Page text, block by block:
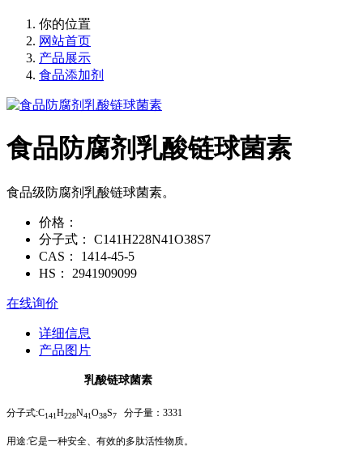
你的位置
网站首页
产品展示
食品添加剂
食品防腐剂乳酸链球菌素
食品级防腐剂乳酸链球菌素。
价格：
分子式：
C141H228N41O38S7
CAS：
1414-45-5
HS：
2941909099
在线询价
详细信息
产品图片
乳酸链球菌素
分子式:C141H228N41O38S7 分子量：3331
用途:它是一种安全、有效的多肽活性物质。